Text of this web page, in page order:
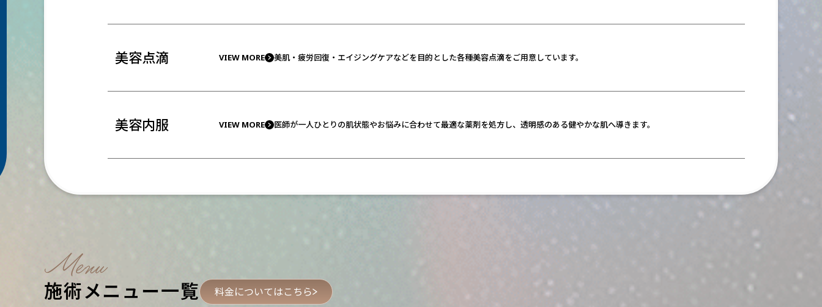
美容点滴 VIEW MORE 美肌・疲労回復・エイジングケアなどを目的とした各種美容点滴をご用意しています。
美容内服 VIEW MORE 医師が一人ひとりの肌状態やお悩みに合わせて最適な薬剤を処方し、透明感のある健やかな肌へ導きます。
Menu
施術メニュー一覧 料金についてはこちら